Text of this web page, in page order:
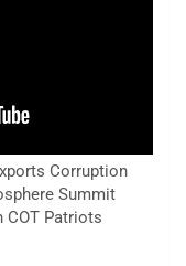
Corruption
Summit
COT Patriots